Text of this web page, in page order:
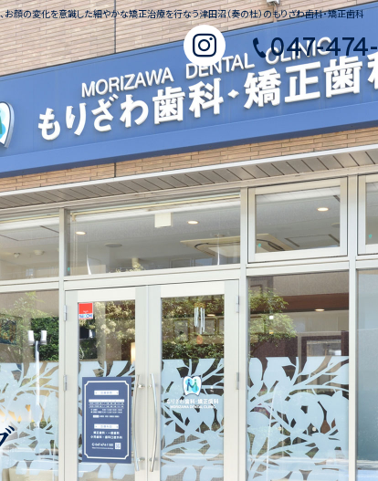
顔の変化を意識した細やかな矯正治療を行なう津田沼（奏の杜）のもりざわ歯科・矯正歯科
047-